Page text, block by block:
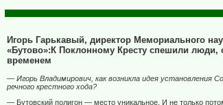
Игорь Гарькавый, директор Мемориального
«Бутово»:К Поклонному Кресту спешили
временем
— Игорь Владимирович, как возникла идея установления
речного крестного хода?
— Бутовский полигон — место уникальное. И не только